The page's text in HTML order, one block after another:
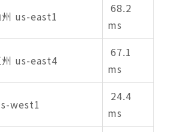
us-east1
68.2
ms
us-east4
67.1
ms
west1
24.4
ms